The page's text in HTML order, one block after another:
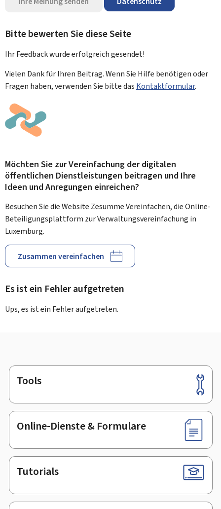
Bitte bewerten Sie diese Seite
Ihr Feedback wurdeerfolgreichgesendet!
Vielen Dank für Ihren Beitrag. Wenn Sie Hilfe benötigen oder
Fragen haben, verwenden Sie bitte das Kontaktformular.
Möchten Sie zur Vereinfachung der digitalen
öffentlichen Dienstleistungen beitragen und Ihre
Ideen und Anregungen einreichen?
Besuchen Sie die Website Zesumme Vereinfachen, die Online-
Beteiligungsplattform zur Verwaltungsvereinfachung in
Luxemburg.
Zusammen vereinfachen
Es ist ein Fehler aufgetreten
Ups, es ist ein Fehler aufgetreten.
Footer
Tools
Online-Dienste & Formulare
Tutorials